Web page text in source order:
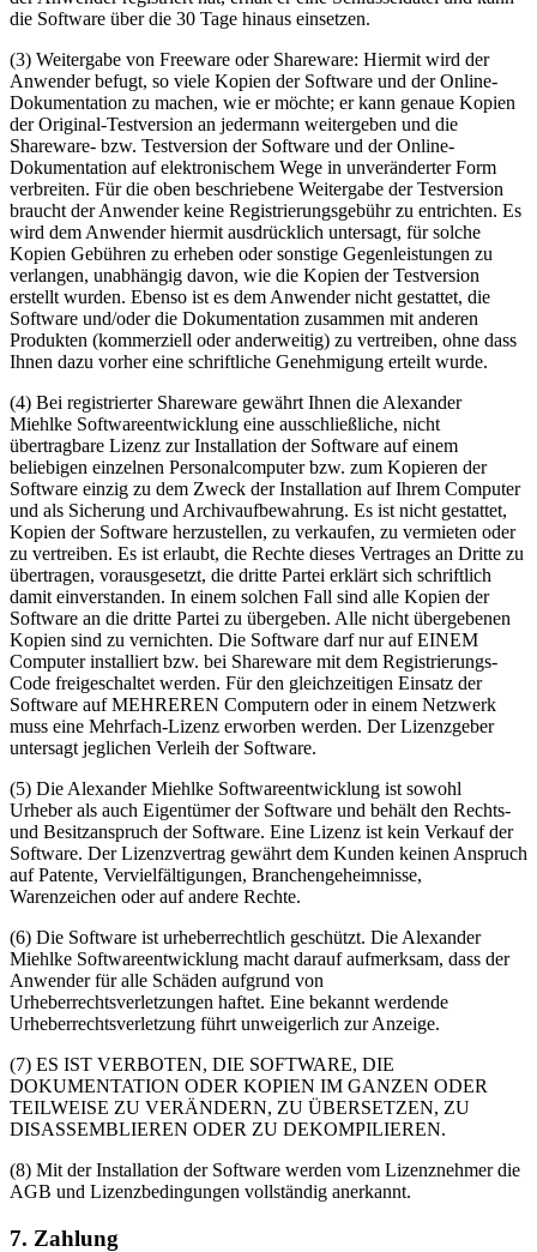
die Software über die 30 Tage hinaus einsetzen.
(3) Weitergabe von Freeware oder Shareware: Hiermit wird der
Anwender befugt, so viele Kopien der Software und der Online-
Dokumentation zu machen, wie er möchte; er kann genaue Kopien
der Original-Testversion an jedermann weitergeben und die
Shareware- bzw. Testversion der Software und der Online-
Dokumentation auf elektronischem Wege in unveränderter Form
verbreiten. Für die oben beschriebene Weitergabe der Testversion
braucht der Anwender keine Registrierungsgebühr zu entrichten. Es
wird dem Anwender hiermit ausdrücklich untersagt, für solche
Kopien Gebühren zu erheben oder sonstige Gegenleistungen zu
verlangen, unabhängig davon, wie die Kopien der Testversion
erstellt wurden. Ebenso ist es dem Anwender nicht gestattet, die
Software und/oder die Dokumentation zusammen mit anderen
Produkten (kommerziell oder anderweitig) zu vertreiben, ohne dass
Ihnen dazu vorher eine schriftliche Genehmigung erteilt wurde.
(4) Bei registrierter Shareware gewährt Ihnen die Alexander
Miehlke Softwareentwicklung eine ausschließliche, nicht
übertragbare Lizenz zur Installation der Software auf einem
beliebigen einzelnen Personalcomputer bzw. zum Kopieren der
Software einzig zu dem Zweck der Installation auf Ihrem Computer
und als Sicherung und Archivaufbewahrung. Es ist nicht gestattet,
Kopien der Software herzustellen, zu verkaufen, zu vermieten oder
zu vertreiben. Es ist erlaubt, die Rechte dieses Vertrages an Dritte zu
übertragen, vorausgesetzt, die dritte Partei erklärt sich schriftlich
damit einverstanden. In einem solchen Fall sind alle Kopien der
Software an die dritte Partei zu übergeben. Alle nicht übergebenen
Kopien sind zu vernichten. Die Software darf nur auf EINEM
Computer installiert bzw. bei Shareware mit dem Registrierungs-
Code freigeschaltet werden. Für den gleichzeitigen Einsatz der
Software auf MEHREREN Computern oder in einem Netzwerk
muss eine Mehrfach-Lizenz erworben werden. Der Lizenzgeber
untersagt jeglichen Verleih der Software.
(5) Die Alexander Miehlke Softwareentwicklung ist sowohl
Urheber als auch Eigentümer der Software und behält den Rechts-
und Besitzanspruch der Software. Eine Lizenz ist kein Verkauf der
Software. Der Lizenzvertrag gewährt dem Kunden keinen Anspruch
auf Patente, Vervielfältigungen, Branchengeheimnisse,
Warenzeichen oder auf andere Rechte.
(6) Die Software ist urheberrechtlich geschützt. Die Alexander
Miehlke Softwareentwicklung macht darauf aufmerksam, dass der
Anwender für alle Schäden aufgrund von
Urheberrechtsverletzungen haftet. Eine bekannt werdende
Urheberrechtsverletzung führt unweigerlich zur Anzeige.
(7) ES IST VERBOTEN, DIE SOFTWARE, DIE
DOKUMENTATION ODER KOPIEN IM GANZEN ODER
TEILWEISE ZU VERÄNDERN, ZU ÜBERSETZEN, ZU
DISASSEMBLIEREN ODER ZU DEKOMPILIEREN.
(8) Mit der Installation der Software werden vom Lizenznehmer die
AGB und Lizenzbedingungen vollständig anerkannt.
7. Zahlung